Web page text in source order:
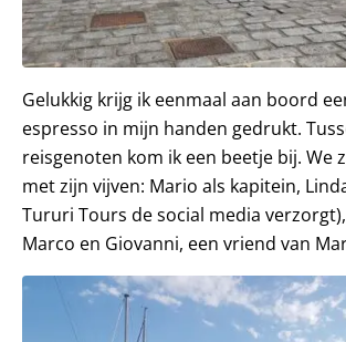
Gelukkig krijg ik eenmaal aan boord
espresso in mijn handen gedrukt.
reisgenoten kom ik een beetje bij. We
met zijn vijven: Mario als kapitein,
Tururi Tours de social media
Marco en Giovanni, een vriend van